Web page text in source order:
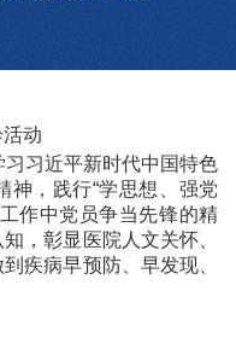
动
习近平新时代中国特色
神，践行“学思想、强党
作中党员争当先锋的精
，彰显医院人文关怀、
疾病早预防、早发现、